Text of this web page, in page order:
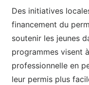
Des initiatives
financement du
soutenir les jeunes
programmes visent
professionnelle en
leur permis plus